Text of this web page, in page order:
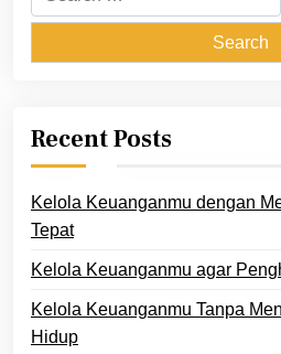
for:
Recent Posts
Kelola Keuanganmu dengan
Tepat
Kelola Keuanganmu agar
Kelola Keuanganmu Tanpa
Hidup